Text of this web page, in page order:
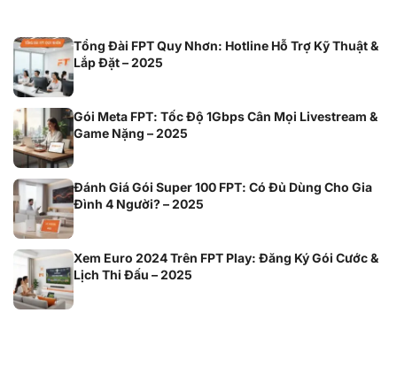
Tổng Đài FPT Quy Nhơn: Hotline Hỗ Trợ Kỹ Thuật &
Lắp Đặt – 2025
Gói Meta FPT: Tốc Độ 1Gbps Cân Mọi Livestream &
Game Nặng – 2025
Đánh Giá Gói Super 100 FPT: Có Đủ Dùng Cho Gia
Đình 4 Người? – 2025
Xem Euro 2024 Trên FPT Play: Đăng Ký Gói Cước &
Lịch Thi Đấu – 2025